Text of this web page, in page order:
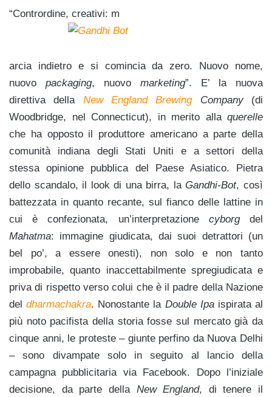
“Contrordine, creativi: m
arcia indietro e si comincia da zero. Nuovo nome,
nuovo packaging, nuovo marketing”. E’ la nuova
direttiva della New England BrewingCompany (di
Woodbridge, nel Connecticut), in merito alla querelle
che ha opposto il produttore americano a parte della
comunità indiana degli Stati Uniti e a settori della
stessa opinione pubblica del Paese Asiatico. Pietra
dello scandalo, il look di una birra, laGandhi-Bot, così
battezzata in quanto recante, sul fianco delle lattine in
cui è confezionata, un’interpretazione cyborgdel
Mahatma: immagine giudicata, dai suoi detrattori (un
bel po’, a essere onesti), non solo e non tanto
improbabile, quanto inaccettabilmente spregiudicata e
priva di rispetto verso colui che è il padre della Nazione
deldharmachakra. Nonostante la Double Ipaispirata al
più noto pacifista della storia fosse sul mercato già da
cinque anni, le proteste – giunte perfino da Nuova Delhi
– sono divampate solo in seguito al lancio della
campagna pubblicitaria via Facebook. Dopo l’iniziale
decisione, da parte della New England, di tenere il